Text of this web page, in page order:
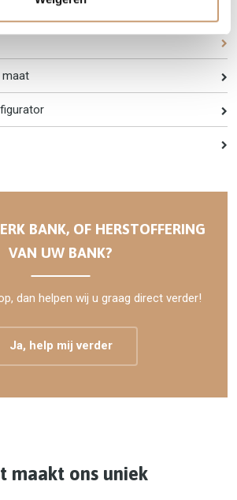
maat
BANK, OF HERSTOFFERING
VAN UW BANK?
dan helpen wij u graag direct verder!
Ja, help mij verder
maakt ons uniek